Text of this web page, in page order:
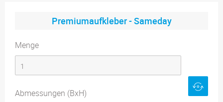
Premiumaufkleber - Sameday
Menge
Abmessungen (BxH)